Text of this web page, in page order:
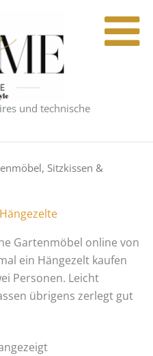
und technische
Sitzkissen &
Gartenmöbel online von
ein Hängezelt kaufen
Personen. Leicht
übrigens zerlegt gut